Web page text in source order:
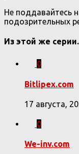
Не поддавайтесь
подозрительных
Из этой же
0
Bitlipex.com
17 августа,
0
We-inv.com